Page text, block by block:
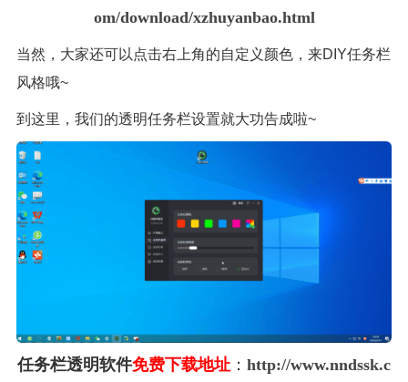
om/download/xzhuyanbao.html
当然，大家还可以点击右上角的自定义颜色，来DIY任务栏
风格哦~
到这里，我们的透明任务栏设置就大功告成啦~
任务栏透明软件免费下载地址 ： http://www.nndssk.c